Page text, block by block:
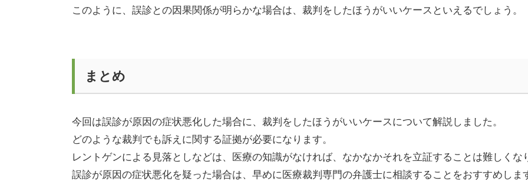
このように、誤診との因果関係が明らかな場合は、裁判をしたほうがいいケースといえるでしょう。
まとめ
今回は誤診が原因の症状悪化した場合に、裁判をしたほうがいいケースについて解説しました。
どのような裁判でも訴えに関する証拠が必要になります。
レントゲンによる見落としなどは、医療の知識がなければ、なかなかそれを立証することは難しくな
誤診が原因の症状悪化を疑った場合は、早めに医療裁判専門の弁護士に相談することをおすすめしま